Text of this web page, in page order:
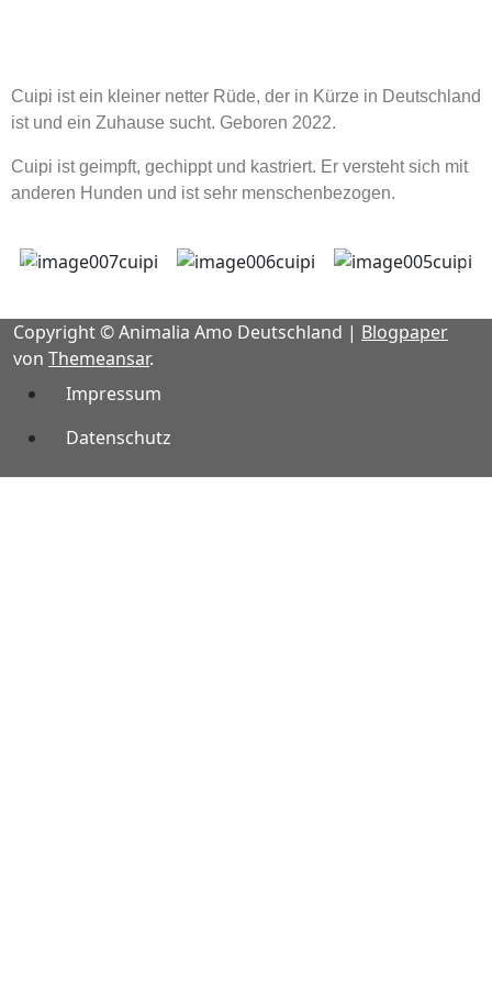
Cuipi ist ein kleiner netter Rüde, der in Kürze in Deutschland
ist und ein Zuhause sucht. Geboren 2022.
Cuipi ist geimpft, gechippt und kastriert. Er versteht sich mit
anderen Hunden und ist sehr menschenbezogen.
Copyright © Animalia Amo Deutschland | Blogpaper
von Themeansar.
Impressum
Datenschutz